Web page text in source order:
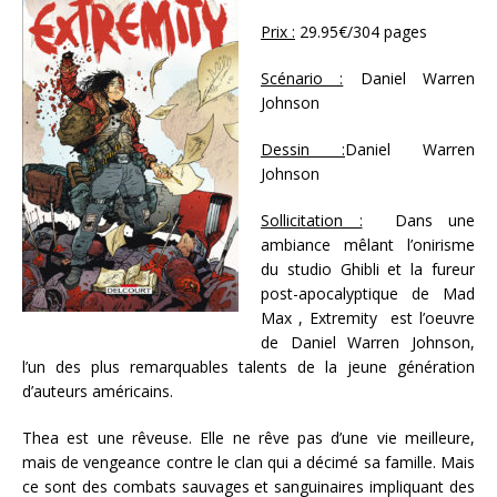
Prix : 29.95€/304 pages
Scénario : Daniel Warren
Johnson
Dessin :Daniel Warren
Johnson
Sollicitation : Dans une
ambiance mêlant l’onirisme
du studio Ghibli et la fureur
post-apocalyptique de Mad
Max , Extremity est l’oeuvre
de Daniel Warren Johnson,
l’un des plus remarquables talents de la jeune génération
d’auteurs américains.
Thea est une rêveuse. Elle ne rêve pas d’une vie meilleure,
mais de vengeance contre le clan qui a décimé sa famille. Mais
ce sont des combats sauvages et sanguinaires impliquant des